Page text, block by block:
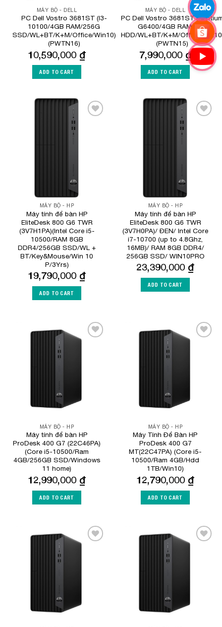
MÁY BỘ - DELL
PC Dell Vostro 3681ST (I3-
10100/4GB RAM/256G
SSD/WL+BT/K+M/Office/Win10)
(PWTN16)
10,590,000 ₫
ADD TO CART
MÁY BỘ - DELL
PC Dell Vostro 3681ST
G6400/4GB RAM/1TB
HDD/WL+BT/K+M/Office/
(PWTN15)
7,990,000 ₫
ADD TO CART
MÁY BỘ - HP
Máy tính để bàn HP
EliteDesk 800 G6 TWR
(3V7H1PA)(Intel Core i5-
10500/RAM 8GB
DDR4/256GB SSD/WL +
BT/Key&Mouse/Win 10
P/3Yrs)
19,790,000 ₫
ADD TO CART
MÁY BỘ - HP
Máy tính để bàn HP
EliteDesk 800 G6 TWR
(3V7H0PA)/ ĐEN/ Intel Core
i7-10700 (up to 4.8Ghz,
16MB)/ RAM 8GB DDR4/
256GB SSD/ WIN10PRO
23,390,000 ₫
ADD TO CART
MÁY BỘ - HP
Máy tính để bàn HP
ProDesk 400 G7 (22C46PA)
(Core i5-10500/Ram
4GB/256GB SSD/Windows
11 home)
12,990,000 ₫
ADD TO CART
MÁY BỘ - HP
Máy Tính Để Bàn HP
ProDesk 400 G7
MT(22C47PA) (Core i5-
10500/Ram 4GB/Hdd
1TB/Win10)
12,790,000 ₫
ADD TO CART